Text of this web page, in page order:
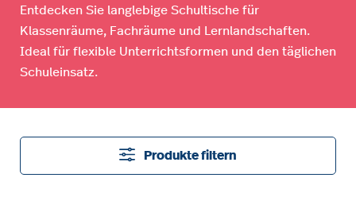
Entdecken Sie langlebige Schultische für
Klassenräume, Fachräume und Lernlandschaften.
Ideal für flexible Unterrichtsformen und den täglichen
Schuleinsatz.
Produkte filtern